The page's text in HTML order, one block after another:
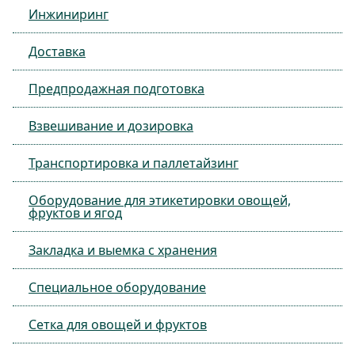
Инжиниринг
Доставка
Предпродажная подготовка
Взвешивание и дозировка
Транспортировка и паллетайзинг
Оборудование для этикетировки овощей,
фруктов и ягод
Закладка и выемка с хранения
Специальное оборудование
Сетка для овощей и фруктов